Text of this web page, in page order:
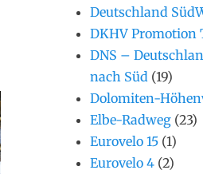
Deutschland
DKHV Promotion
DNS –
nach Süd (19)
Dolomiten-
Elbe-Radweg (23)
Eurovelo 15 (1)
Eurovelo 4 (2)